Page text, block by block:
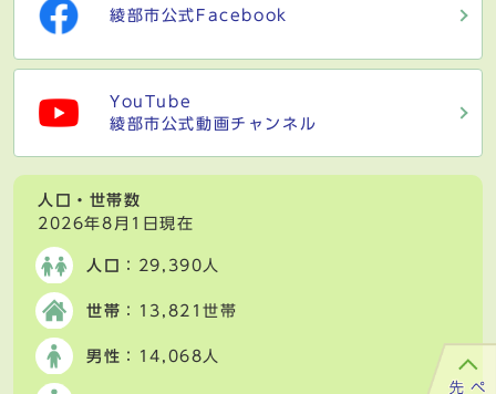
綾部市公式Facebook
YouTube
綾部市公式動画チャンネル
人口・世帯数
2026年8月1日現在
人口 ：29,390人
世帯 ：13,821世帯
男性 ：14,068人